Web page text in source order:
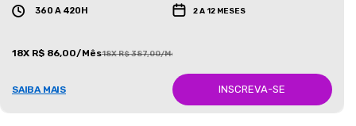
360 A 420H 2 A 12 MESES
18X R$ 86,00/Mês18X R$ 387,00/Mês
SAIBA MAIS INSCREVA-SE